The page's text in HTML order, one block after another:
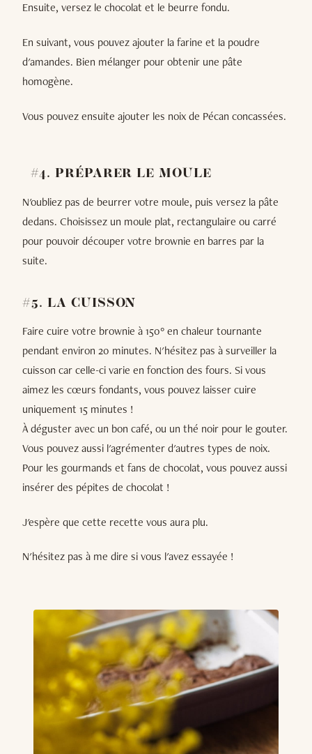
Ensuite, versez le chocolat et le beurre fondu.
En suivant, vous pouvez ajouter la farine et la poudre
d'amandes. Bien mélanger pour obtenir une pâte
homogène.
Vous pouvez ensuite ajouter les noix de Pécan concassées.
#4. PRÉPARER LE MOULE
N'oubliez pas de beurrer votre moule, puis versez la pâte
dedans. Choisissez un moule plat, rectangulaire ou carré
pour pouvoir découper votre brownie en barres par la
suite.
#5. LA CUISSON
Faire cuire votre brownie à 150° en chaleur tournante
pendant environ 20 minutes. N'hésitez pas à surveiller la
cuisson car celle-ci varie en fonction des fours. Si vous
aimez les cœurs fondants, vous pouvez laisser cuire
uniquement 15 minutes !
À déguster avec un bon café, ou un thé noir pour le gouter.
Vous pouvez aussi l'agrémenter d'autres types de noix.
Pour les gourmands et fans de chocolat, vous pouvez aussi
insérer des pépites de chocolat !
J'espère que cette recette vous aura plu.
N'hésitez pas à me dire si vous l'avez essayée !